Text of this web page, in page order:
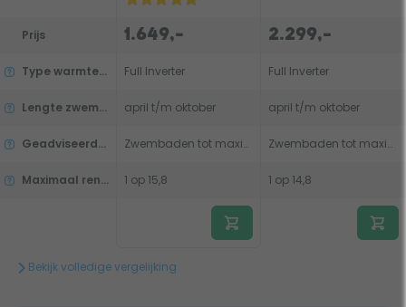
Prijs
Type warmtepomp
Lengte zwemseizoen
Geadviseerde inhoud - Normaal seizoen (mei-aug)
Maximaal rendement
1.649,-
Full Inverter
april t/m oktober
Zwembaden tot maximaal 30m³
1 op 15,8
2.299,-
Full Inverter
april t/m oktober
Zwembaden tot maximaal 30m³
1 op 14,8
Bekijk volledige vergelijking